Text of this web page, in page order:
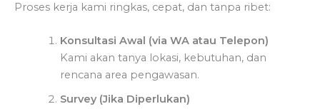
Proses kerja kami ringkas, cepat, dan tanpa ribet:
Konsultasi Awal (via WA atau Telepon)
Kami akan tanya lokasi, kebutuhan, dan
rencana area pengawasan.
Survey (Jika Diperlukan)